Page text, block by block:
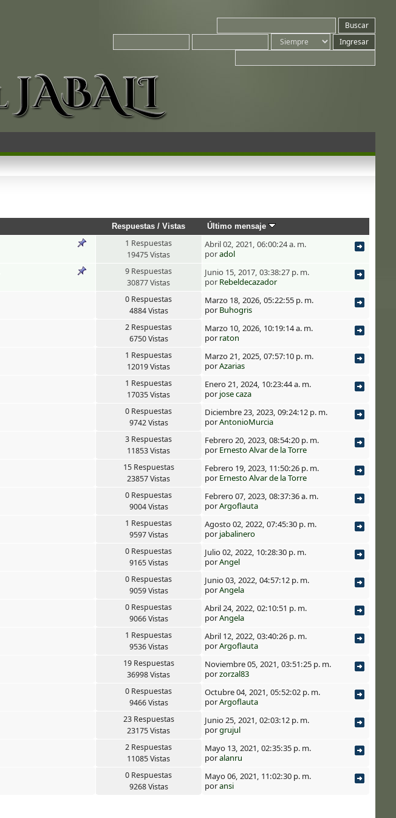
Respuestas/ Vistas Último mensaje
1 Respuestas
19475 Vistas
Abril 02, 2021, 06:00:24 a. m.
poradol
9 Respuestas
30877 Vistas
Junio 15, 2017, 03:38:27 p. m.
porRebeldecazador
0 Respuestas
4884 Vistas
Marzo 18, 2026, 05:22:55 p. m.
porBuhogris
2 Respuestas
6750 Vistas
Marzo 10, 2026, 10:19:14 a. m.
porraton
1 Respuestas
12019 Vistas
Marzo 21, 2025, 07:57:10 p. m.
porAzarias
1 Respuestas
17035 Vistas
Enero 21, 2024, 10:23:44 a. m.
porjose caza
0 Respuestas
9742 Vistas
Diciembre 23, 2023, 09:24:12 p. m.
porAntonioMurcia
3 Respuestas
11853 Vistas
Febrero 20, 2023, 08:54:20 p. m.
porErnesto Alvar de la Torre
15 Respuestas
23857 Vistas
Febrero 19, 2023, 11:50:26 p. m.
porErnesto Alvar de la Torre
0 Respuestas
9004 Vistas
Febrero 07, 2023, 08:37:36 a. m.
porArgoflauta
1 Respuestas
9597 Vistas
Agosto 02, 2022, 07:45:30 p. m.
porjabalinero
0 Respuestas
9165 Vistas
Julio 02, 2022, 10:28:30 p. m.
porAngel
0 Respuestas
9059 Vistas
Junio 03, 2022, 04:57:12 p. m.
porAngela
0 Respuestas
9066 Vistas
Abril 24, 2022, 02:10:51 p. m.
porAngela
1 Respuestas
9536 Vistas
Abril 12, 2022, 03:40:26 p. m.
porArgoflauta
19 Respuestas
36998 Vistas
Noviembre 05, 2021, 03:51:25 p. m.
porzorzal83
0 Respuestas
9466 Vistas
Octubre 04, 2021, 05:52:02 p. m.
porArgoflauta
23 Respuestas
23175 Vistas
Junio 25, 2021, 02:03:12 p. m.
porgrujul
2 Respuestas
11085 Vistas
Mayo 13, 2021, 02:35:35 p. m.
poralanru
0 Respuestas
9268 Vistas
Mayo 06, 2021, 11:02:30 p. m.
poransi